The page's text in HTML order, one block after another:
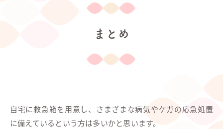
まとめ
自宅に救急箱を用意し、さまざまな病気やケガの応急処置
に備えているという方は多いかと思います。